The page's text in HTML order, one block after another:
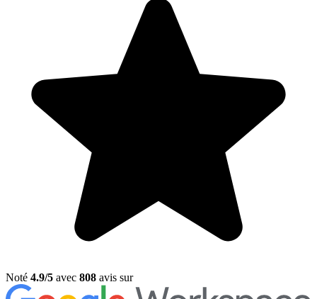
Noté 4.9/5 avec 808 avis sur